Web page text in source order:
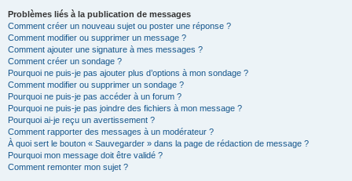
Problèmes liés à la publication de messages
Comment créer un nouveau sujet ou poster une réponse ?
Comment modifier ou supprimer un message ?
Comment ajouter une signature à mes messages ?
Comment créer un sondage ?
Pourquoi ne puis-je pas ajouter plus d’options à mon sondage ?
Comment modifier ou supprimer un sondage ?
Pourquoi ne puis-je pas accéder à un forum ?
Pourquoi ne puis-je pas joindre des fichiers à mon message ?
Pourquoi ai-je reçu un avertissement ?
Comment rapporter des messages à un modérateur ?
À quoi sert le bouton « Sauvegarder » dans la page de rédaction de message ?
Pourquoi mon message doit être validé ?
Comment remonter mon sujet ?